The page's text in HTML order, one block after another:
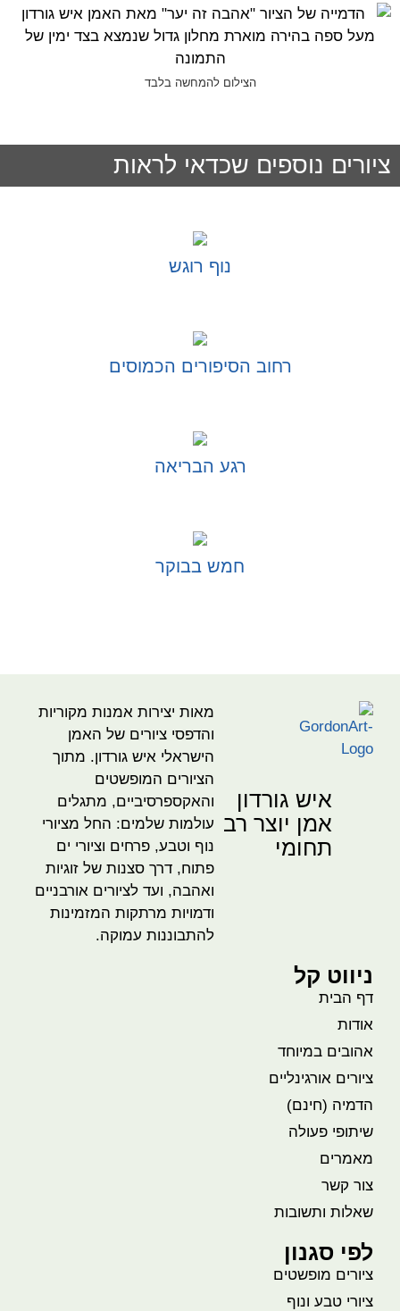
הצילום להמחשה בלבד
ציורים נוספים שכדאי לראות
נוף רוגש
רחוב הסיפורים הכמוסים
רגע הבריאה
חמש בבוקר
איש גורדון
אמן יוצר רב
תחומי
מאות יצירות אמנות מקוריות
והדפסי ציורים של האמן
הישראלי איש גורדון. מתוך
הציורים המופשטים
והאקספרסיביים, מתגלים
עולמות שלמים: החל מציורי
נוף וטבע, פרחים וציורי ים
פתוח, דרך סצנות של זוגיות
ואהבה, ועד לציורים אורבניים
ודמויות מרתקות המזמינות
להתבוננות עמוקה.
ניווט קל
דף הבית
אודות
אהובים במיוחד
ציורים אורגינליים
הדמיה (חינם)
שיתופי פעולה
מאמרים
צור קשר
שאלות ותשובות
לפי סגנון
ציורים מופשטים
ציורי טבע ונוף